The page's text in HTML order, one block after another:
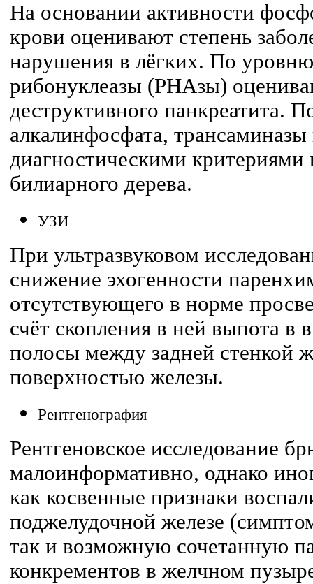
На основании активности
крови оценивают степень
нарушения в лёгких. По
рибонуклеазы (РНАзы)
деструктивного панкреатита.
алкалинфосфата,
диагностическими критериями
билиарного дерева.
УЗИ
При ультразвуковом
снижение эхогенности
отсутствующего в норме
счёт скопления в ней выпота в
полосы между задней стенкой
поверхностью железы.
Рентгенография
Рентгеновское исследование
малоинформативно, однако
как косвенные признаки
поджелудочной железе
так и возможную сочетанную
конкрементов в желчном